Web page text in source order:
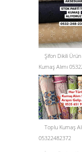
Şifon Dikili
Kumaş Alımı
Toplu Kumaş
05322482372